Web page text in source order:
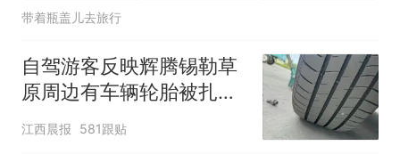
带着瓶盖儿去旅行
自驾游客反映辉腾锡勒草
原周边有车辆轮胎被扎，
修理店铺换胎价格高达千
江西晨报 581跟贴